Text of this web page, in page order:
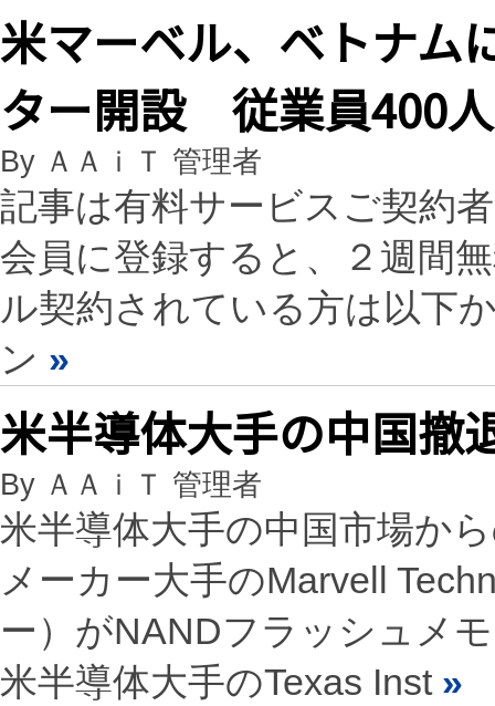
米マーベル、ベトナム
ター開設 従業員400
By ＡＡｉＴ 管理者
記事は有料サービスご契約
会員に登録すると、２週間
ル契約されている方は以下
ン »
米半導体大手の中国撤
By ＡＡｉＴ 管理者
米半導体大手の中国市場か
メーカー大手のMarvell
ー）がNANDフラッシュメ
米半導体大手のTexas Inst »